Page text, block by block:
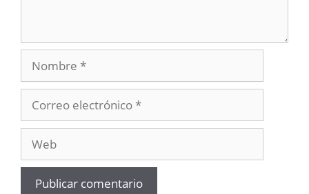
Nombre
electrónico